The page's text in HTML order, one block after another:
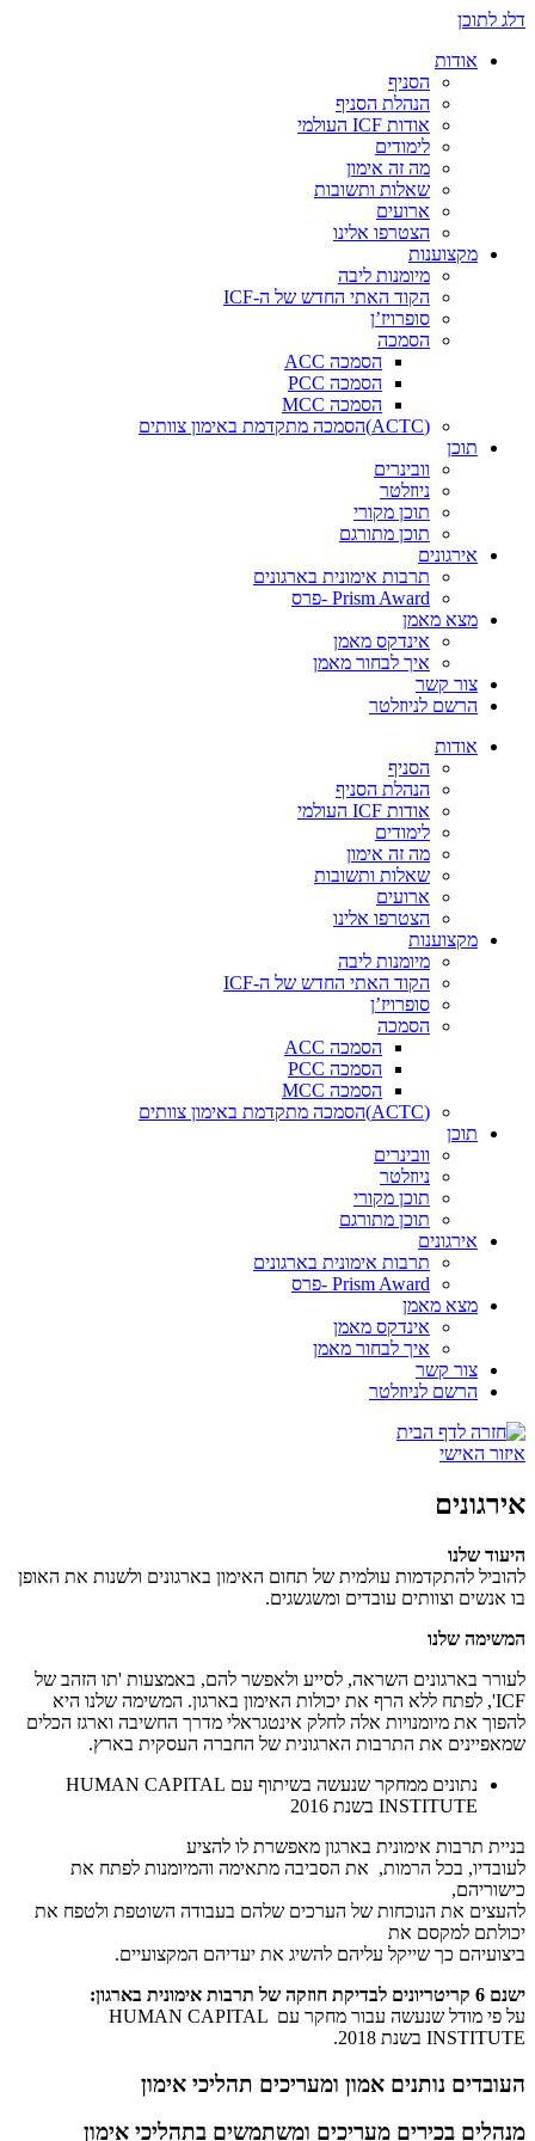
דלג לתוכן
אודות
הסניף
הנהלת הסניף
אודות ICF העולמי
לימודים
מה זה אימון
שאלות ותשובות
ארועים
הצטרפו אלינו
מקצוענות
מיומנות ליבה
הקוד האתי החדש של ה-ICF
סופרויז’ן
הסמכה
הסמכה ACC
הסמכה PCC
הסמכה MCC
(ACTC)הסמכה מתקדמת באימון צוותים
תוכן
וובינרים
ניוזלטר
תוכן מקורי
תוכן מתורגם
אירגונים
תרבות אימונית בארגונים
Prism Award -פרס
מצא מאמן
אינדקס מאמן
איך לבחור מאמן
צור קשר
הרשם לניוזלטר
אודות
הסניף
הנהלת הסניף
אודות ICF העולמי
לימודים
מה זה אימון
שאלות ותשובות
ארועים
הצטרפו אלינו
מקצוענות
מיומנות ליבה
הקוד האתי החדש של ה-ICF
סופרויז’ן
הסמכה
הסמכה ACC
הסמכה PCC
הסמכה MCC
(ACTC)הסמכה מתקדמת באימון צוותים
תוכן
וובינרים
ניוזלטר
תוכן מקורי
תוכן מתורגם
אירגונים
תרבות אימונית בארגונים
Prism Award -פרס
מצא מאמן
אינדקס מאמן
איך לבחור מאמן
צור קשר
הרשם לניוזלטר
איזור האישי
אירגונים
היעוד שלנו
להוביל להתקדמות עולמית של תחום האימון בארגונים ולשנות את האופן
בו אנשים וצוותים עובדים ומשגשגים.
המשימה שלנו
לעורר בארגונים השראה, לסייע ולאפשר להם, באמצעות 'תו הזהב של
ICF', לפתח ללא הרף את יכולות האימון בארגון. המשימה שלנו היא
להפוך את מיומנויות אלה לחלק אינטגראלי מדרך החשיבה וארגז הכלים
שמאפיינים את התרבות הארגונית של החברה העסקית בארץ.
נתונים ממחקר שנעשה בשיתוף עם HUMAN CAPITAL
INSTITUTE בשנת 2016
בניית תרבות אימונית בארגון מאפשרת לו להציע
לעובדיו, בכל הרמות, את הסביבה מתאימה והמיומנות לפתח את
כישוריהם,
להעצים את הנוכחות של הערכים שלהם בעבודה השוטפת ולטפח את
יכולתם למקסם את
ביצועיהם כך שייקל עליהם להשיג את יעדיהם המקצועיים.
ישנם 6 קריטריונים לבדיקת חוזקה של תרבות אימונית בארגון:
על פי מודל שנעשה עבור מחקר עם HUMAN CAPITAL
INSTITUTE בשנת 2018.
העובדים נותנים אמון ומעריכים תהליכי אימון
מנהלים בכירים מעריכים ומשתמשים בתהליכי אימון